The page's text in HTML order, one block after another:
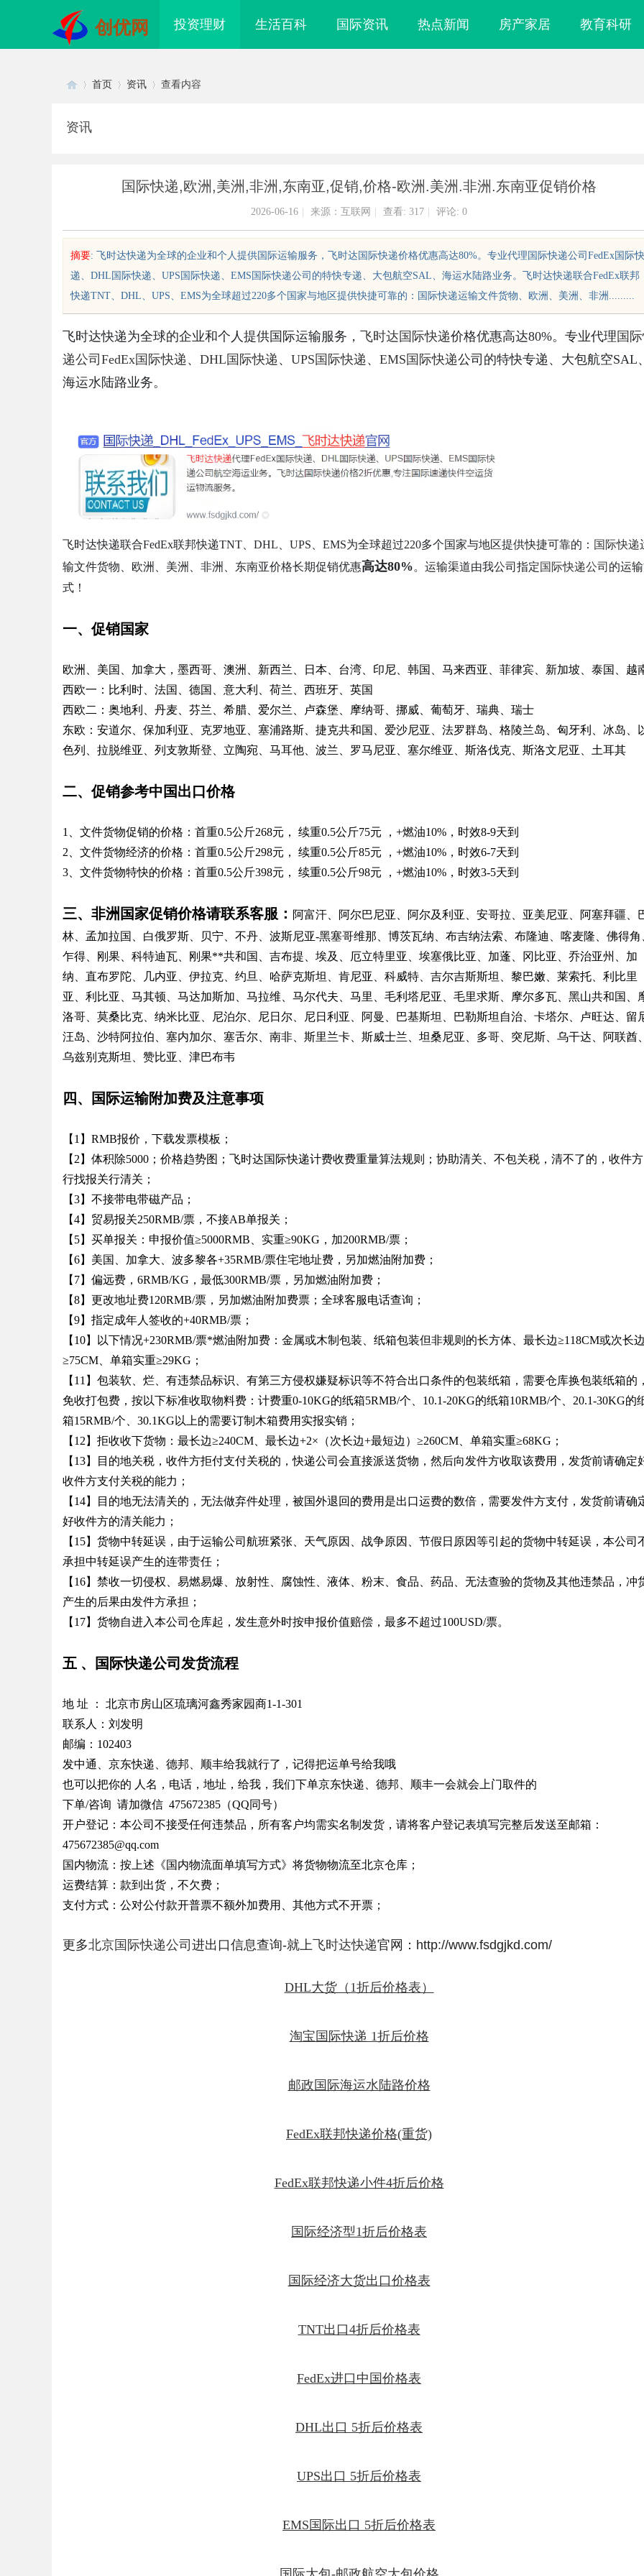
创优网 投资理财 生活百科 国际资讯 热点新闻 房产家居 教育科研
sc
首页 资讯 查看内容
资讯
国际快递,欧洲,美洲,非洲,东南亚,促销,价格-欧洲.美洲.非洲.东南亚促销价格
2026-06-16 来源：互联网 查看: 317 评论: 0
摘要: 飞时达快递为全球的企业和个人提供国际运输服务，飞时达国际快递价格优惠高达80%。专业代理国际快递公司FedEx国际快
递、DHL国际快递、UPS国际快递、EMS国际快递公司的特快专递、大包航空SAL、海运水陆路业务。飞时达快递联合FedEx联邦
快递TNT、DHL、UPS、EMS为全球超过220多个国家与地区提供快捷可靠的：国际快递运输文件货物、欧洲、美洲、非洲.........
飞时达快递为全球的企业和个人提供国际运输服务， 飞时达 国际快递价格优惠高达80%。专业代理 国
递公司 FedEx国际快递 、 DHL国际快递 、 UPS国际快递 、 EMS国际快递公司的特快专递、大包航空SAL、
海运水陆路业务。
飞时达快递联合FedEx联邦快递TNT、DHL、UPS、EMS为全球超过220多个国家与地区提供快捷可靠的： 国际快递
输文件货物、欧洲、美洲、非洲、东南亚价格长期促销优惠高达80%。运输渠道由我公司指定国际快递公司 的运
式！
一、促销国家
欧洲、美国、加拿大，墨西哥、澳洲、新西兰、日本、台湾、印尼、韩国、马来西亚、菲律宾、新加坡、泰国、越
西欧一：比利时、法国、德国、意大利、荷兰、西班牙、英国
西欧二：奥地利、丹麦、芬兰、希腊、爱尔兰、卢森堡、摩纳哥、挪威、葡萄牙、瑞典、瑞士
东欧：安道尔、保加利亚、克罗地亚、塞浦路斯、捷克共和国、爱沙尼亚、法罗群岛、格陵兰岛、匈牙利、冰岛、
色列、拉脱维亚、列支敦斯登、立陶宛、马耳他、波兰、罗马尼亚、塞尔维亚、斯洛伐克、斯洛文尼亚、土耳其
二、促销参考中国出口价格
1、文件货物促销的价格：首重0.5公斤268元， 续重0.5公斤75元 ，+燃油10%，时效8-9天到
2、文件货物经济的价格：首重0.5公斤298元， 续重0.5公斤85元 ，+燃油10%，时效6-7天到
3、文件货物特快的价格：首重0.5公斤398元， 续重0.5公斤98元 ，+燃油10%，时效3-5天到
三、非洲国家促销价格请联系客服： 阿富汗、阿尔巴尼亚、阿尔及利亚、安哥拉、亚美尼亚、阿塞拜疆、
林、孟加拉国、白俄罗斯、贝宁、不丹、波斯尼亚-黑塞哥维那、博茨瓦纳、布吉纳法索、布隆迪、喀麦隆、佛得角
乍得、刚果、科特迪瓦、刚果**共和国、吉布提、埃及、厄立特里亚、埃塞俄比亚、加蓬、冈比亚、乔治亚州、加
纳、直布罗陀、几内亚、伊拉克、约旦、哈萨克斯坦、肯尼亚、科威特、吉尔吉斯斯坦、黎巴嫩、莱索托、利比里
亚、利比亚、马其顿、马达加斯加、马拉维、马尔代夫、马里、毛利塔尼亚、毛里求斯、摩尔多瓦、黑山共和国、
洛哥、莫桑比克、纳米比亚、尼泊尔、尼日尔、尼日利亚、阿曼、巴基斯坦、巴勒斯坦自治、卡塔尔、卢旺达、留
汪岛、沙特阿拉伯、塞内加尔、塞舌尔、南非、斯里兰卡、斯威士兰、坦桑尼亚、多哥、突尼斯、乌干达、阿联酋、
乌兹别克斯坦、赞比亚、津巴布韦
四、国际运输附加费及注意事项
【1】RMB报价，下载发票模板；
【2】体积除5000；价格趋势图；飞时达国际快递计费收费重量算法规则；协助清关、不包关税，清不了的，收件
行找报关行清关；
【3】不接带电带磁产品；
【4】贸易报关250RMB/票，不接AB单报关；
【5】买单报关：申报价值≥5000RMB、实重≥90KG，加200RMB/票；
【6】美国、加拿大、波多黎各+35RMB/票住宅地址费，另加燃油附加费；
【7】偏远费，6RMB/KG，最低300RMB/票，另加燃油附加费；
【8】更改地址费120RMB/票，另加燃油附加费票；全球客服电话查询；
【9】指定成年人签收的+40RMB/票；
【10】以下情况+230RMB/票*燃油附加费：金属或木制包装、纸箱包装但非规则的长方体、最长边≥118CM或次长边
≥75CM、单箱实重≥29KG；
【11】包装软、烂、有违禁品标识、有第三方侵权嫌疑标识等不符合出口条件的包装纸箱，需要仓库换包装纸箱的，
免收打包费，按以下标准收取物料费：计费重0-10KG的纸箱5RMB/个、10.1-20KG的纸箱10RMB/个、20.1-30KG的
箱15RMB/个、30.1KG以上的需要订制木箱费用实报实销；
【12】拒收收下货物：最长边≥240CM、最长边+2×（次长边+最短边）≥260CM、单箱实重≥68KG；
【13】目的地关税，收件方拒付支付关税的，快递公司会直接派送货物，然后向发件方收取该费用，发货前请确定
收件方支付关税的能力；
【14】目的地无法清关的，无法做弃件处理，被国外退回的费用是出口运费的数倍，需要发件方支付，发货前请确
好收件方的清关能力；
【15】货物中转延误，由于运输公司航班紧张、天气原因、战争原因、节假日原因等引起的货物中转延误，本公司
承担中转延误产生的连带责任；
【16】禁收一切侵权、易燃易爆、放射性、腐蚀性、液体、粉末、食品、药品、无法查验的货物及其他违禁品，冲
产生的后果由发件方承担；
【17】货物自进入本公司仓库起，发生意外时按申报价值赔偿，最多不超过100USD/票。
五 、国际快递公司发货流程
地 址 ： 北京市房山区琉璃河鑫秀家园商1-1-301
联系人：刘发明
邮编：102403
发中通、京东快递、德邦、顺丰给我就行了，记得把运单号给我哦
也可以把你的 人名，电话，地址，给我，我们下单京东快递、德邦、顺丰一会就会上门取件的
下单/咨询 请加微信 475672385（QQ同号）
开户登记：本公司不接受任何违禁品，所有客户均需实名制发货，请将客户登记表填写完整后发送至邮箱：
475672385@qq.com
国内物流：按上述《国内物流面单填写方式》将货物物流至北京仓库；
运费结算：款到出货，不欠费；
支付方式：公对公付款开普票不额外加费用、其他方式不开票；
更多北京国际快递公司 进出口信息查询-就上飞时达快递官网：http://www.fsdgjkd.com/
DHL大货（1折后价格表）
淘宝国际快递 1折后价格
邮政国际海运水陆路价格
FedEx联邦快递价格(重货)
FedEx联邦快递小件4折后价格
国际经济型1折后价格表
国际经济大货出口价格表
TNT出口4折后价格表
FedEx进口中国价格表
DHL出口 5折后价格表
UPS出口 5折后价格表
EMS国际出口 5折后价格表
集型企业的人才暗战：北京商 揭秘昆明私家侦探行业的真实面貌与 探寻真相的利器：成都私家侦探服务